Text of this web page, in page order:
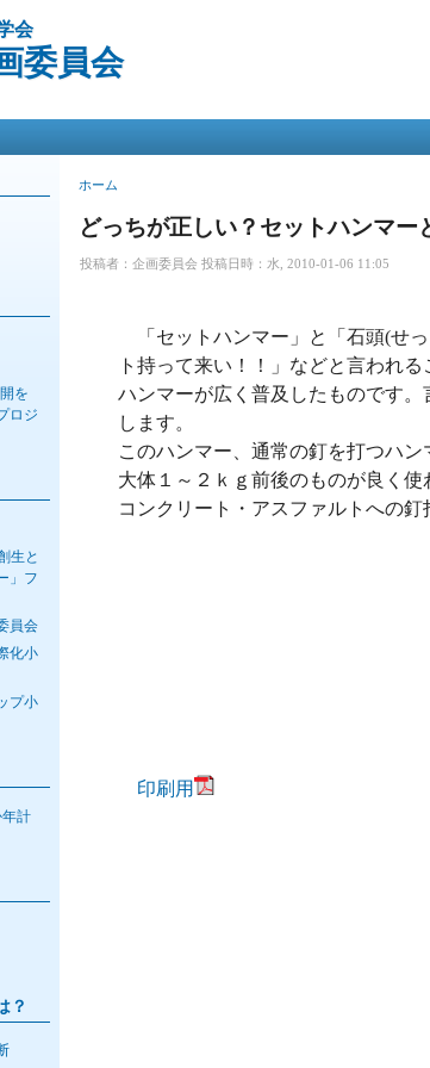
会
委員会
を
ロジ
生と
」フ
員会
化小
プ小
年計
？
現在地
ホーム
どっちが正しい？セットハンマー
投稿者： 企画委員会 投稿日時：水, 2010-01-06 11:05
「セットハンマー」と「石頭(せ
ト持って来い！！」などと言われ
ハンマーが広く普及したものです
します。
このハンマー、通常の釘を打つハ
大体１～２ｋｇ前後のものが良く使
コンクリート・アスファルトへの
印刷用